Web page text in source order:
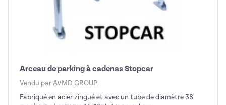
Arceau de parking à cadenas Stopcar
Vendu par AVMD GROUP
Fabriqué en acier zingué et avec un tube de diamètre 38